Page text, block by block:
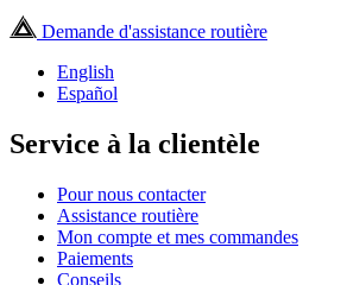
Demande d'assistance routière
English
Español
Service à la clientèle
Pour nous contacter
Assistance routière
Mon compte et mes commandes
Paiements
Conseils